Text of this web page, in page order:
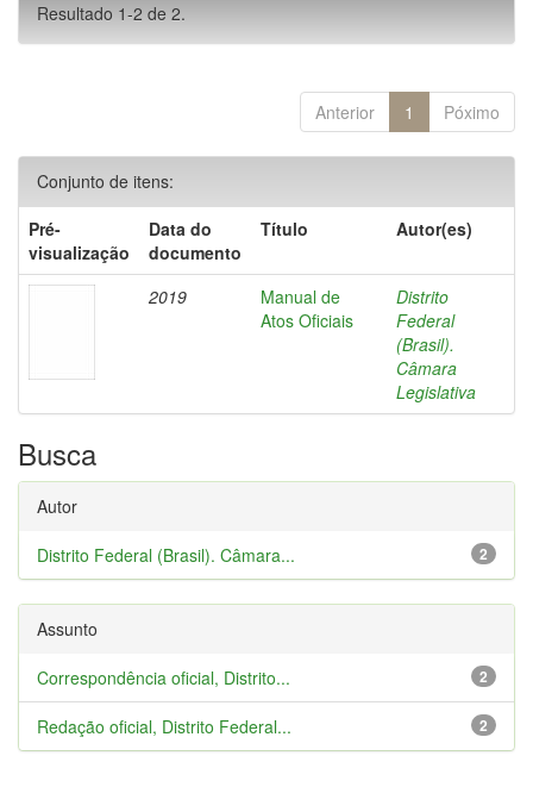
Resultado 1-2 de 2.
Anterior 1 Póximo
Conjunto de itens:
Pré-
visualização
Data do
documento
Título Autor(es)
2019
Manual de
Atos Oficiais
Distrito
Federal
(Brasil).
Câmara
Legislativa
Busca
Autor
2
Distrito Federal (Brasil). Câmara...
Assunto
2
Correspondência oficial, Distrito...
2
Redação oficial, Distrito Federal...